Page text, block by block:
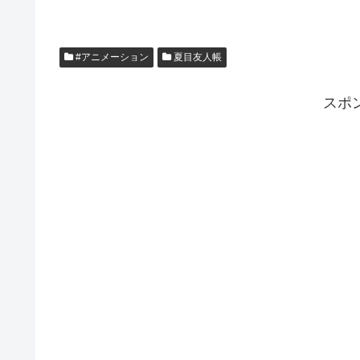
#アニメーション 夏目友人帳
スポ